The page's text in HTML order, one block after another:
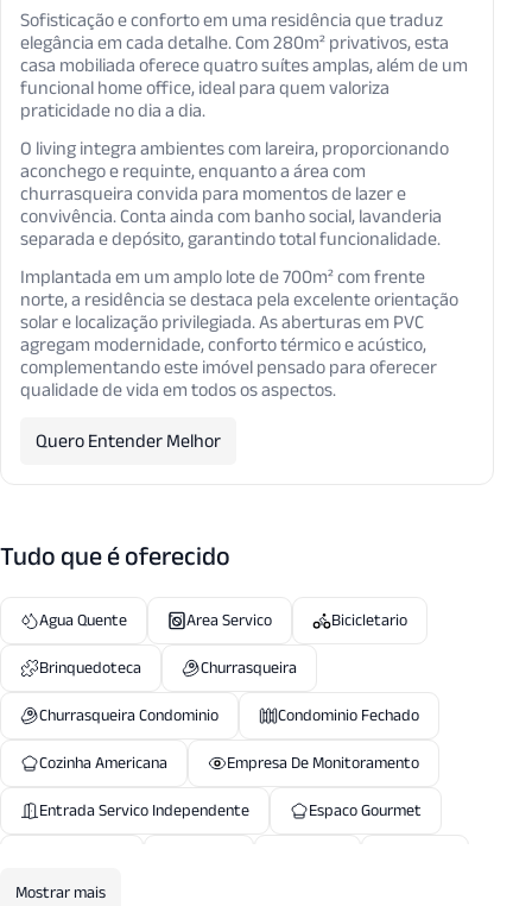
Sofisticação e conforto em uma residência que traduz
elegância em cada detalhe. Com 280m² privativos, esta
casa mobiliada oferece quatro suítes amplas, além de um
funcional home office, ideal para quem valoriza
praticidade no dia a dia.
O living integra ambientes com lareira, proporcionando
aconchego e requinte, enquanto a área com
churrasqueira convida para momentos de lazer e
convivência. Conta ainda com banho social, lavanderia
separada e depósito, garantindo total funcionalidade.
Implantada em um amplo lote de 700m² com frente
norte, a residência se destaca pela excelente orientação
solar e localização privilegiada. As aberturas em PVC
agregam modernidade, conforto térmico e acústico,
complementando este imóvel pensado para oferecer
qualidade de vida em todos os aspectos.
Quero Entender Melhor
Tudo que é oferecido
Agua Quente Area Servico
Bicicletario
Brinquedoteca
Churrasqueira
Churrasqueira Condominio
Condominio Fechado
Cozinha Americana
Empresa De Monitoramento
Entrada Servico Independente
Espaco Gourmet
Mostrar mais